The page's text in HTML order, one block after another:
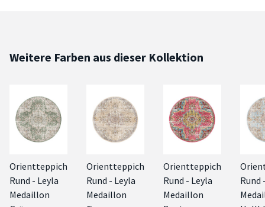
Weitere Farben aus dieser Kollektion
Orientteppich
Rund - Leyla
Medaillon
Orientteppich
Rund - Leyla
Medaillon
Orientteppich
Rund - Leyla
Medaillon
Rund